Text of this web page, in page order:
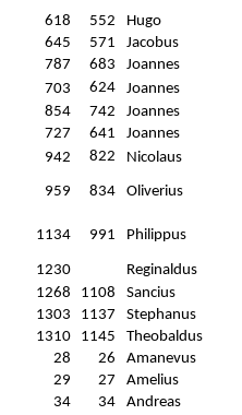
618
552 Hugo
645
571
Jacobus
787
683 Joannes
703
624 Joannes
854
742 Joannes
727
641 Joannes
942
822 Nicolaus
959 834 Oliverius
1134 991 Philippus
1230 Reginaldus
1268
1108 Sancius
1303
1137 Stephanus
1310
1145 Theobaldus
28
26 Amanevus
29
27
Amelius
34
34
Andreas